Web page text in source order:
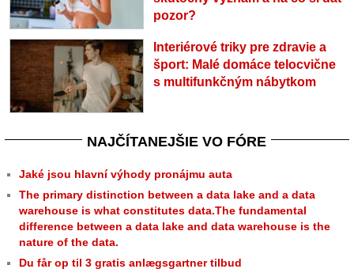
pozor?
Interiérové triky pre zdravie a
šport: Malé domáce telocvične
s multifunkčným nábytkom
NAJČÍTANEJŠIE VO FÓRE
Jaké jsou hlavní výhody pronájmu auta
The primary distinction between a data lake and a data
warehouse is what constitutes data.The fundamental
difference between a data lake and data warehouse is the
nature of the data.
Du får op til 3 gratis anlægsgartner tilbud